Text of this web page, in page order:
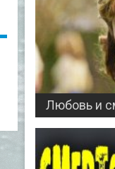
Любовь и